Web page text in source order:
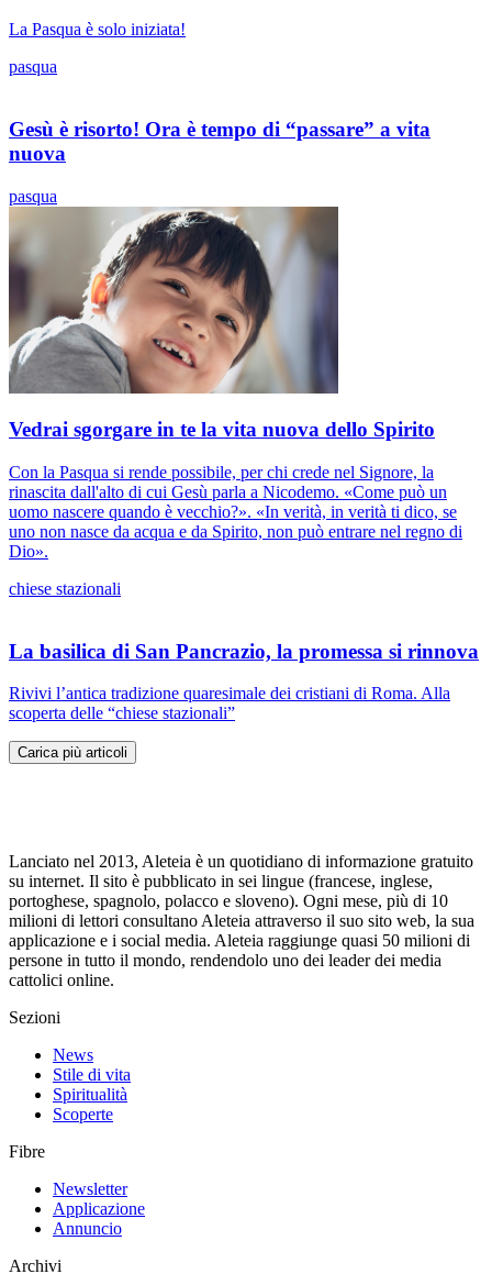
La Pasqua è solo iniziata!
pasqua
Gesù è risorto! Ora è tempo di “passare” a vita
nuova
pasqua
Vedrai sgorgare in te la vita nuova dello Spirito
Con la Pasqua si rende possibile, per chi crede nel Signore, la
rinascita dall'alto di cui Gesù parla a Nicodemo. «Come può un
uomo nascere quando è vecchio?». «In verità, in verità ti dico, se
uno non nasce da acqua e da Spirito, non può entrare nel regno di
Dio».
chiese stazionali
La basilica di San Pancrazio, la promessa si rinnova
Rivivi l’antica tradizione quaresimale dei cristiani di Roma. Alla
scoperta delle “chiese stazionali”
Carica più articoli
Lanciato nel 2013, Aleteia è un quotidiano di informazione gratuito
su internet. Il sito è pubblicato in sei lingue (francese, inglese,
portoghese, spagnolo, polacco e sloveno). Ogni mese, più di 10
milioni di lettori consultano Aleteia attraverso il suo sito web, la sua
applicazione e i social media. Aleteia raggiunge quasi 50 milioni di
persone in tutto il mondo, rendendolo uno dei leader dei media
cattolici online.
Sezioni
News
Stile di vita
Spiritualità
Scoperte
Fibre
Newsletter
Applicazione
Annuncio
Archivi